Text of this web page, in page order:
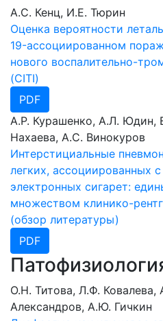
А.С. Кенц, И.Е. Тюрин
Оценка вероятности
19-ассоциированном
нового воспалительно-
(CITI)
PDF
А.Р. Курашенко, А.Л. Юдин,
Нахаева, А.С. Винокуров
Интерстициальные
легких, ассоциированных
электронных сигарет:
множеством клинико-
(обзор литературы)
PDF
О.Н. Титова, Л.Ф.
Александров, А.Ю. Гичкин